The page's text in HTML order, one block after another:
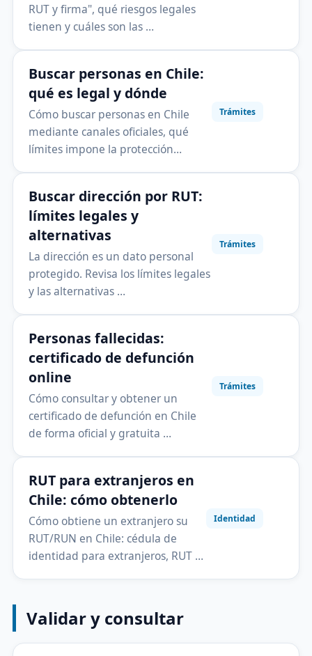
RUT y firma", qué riesgos legales
tienen y cuáles son las …
Buscar personas en Chile:
qué es legal y dónde
Cómo buscar personas en Chile
mediante canales oficiales, qué
límites impone la protección…
Trámites
Buscar dirección por RUT:
límites legales y
alternativas
La dirección es un dato personal
protegido. Revisa los límites legales
y las alternativas …
Trámites
Personas fallecidas:
certificado de defunción
online
Cómo consultar y obtener un
certificado de defunción en Chile
de forma oficial y gratuita …
Trámites
RUT para extranjeros en
Chile: cómo obtenerlo
Cómo obtiene un extranjero su
RUT/RUN en Chile: cédula de
identidad para extranjeros, RUT …
Identidad
Validar y consultar